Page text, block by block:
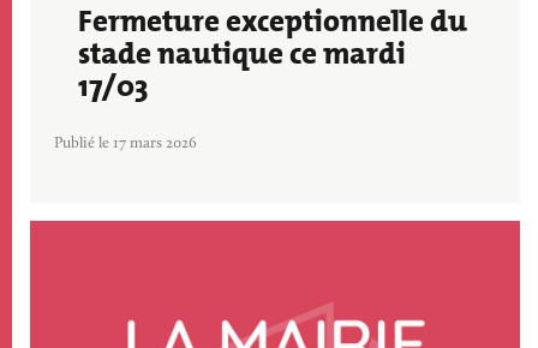
Fermeture exceptionnelle du
stade nautique ce mardi
17/03
Publié le 17 mars 2026